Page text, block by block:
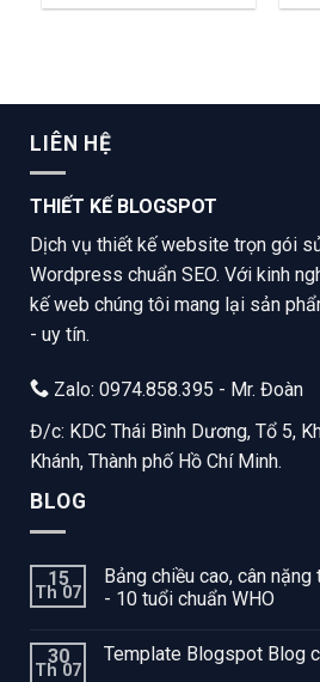
LIÊN HỆ
THIẾT KẾ BLOGSPOT
Dịch vụ thiết kế website trọn gói
Wordpress chuẩn SEO. Với kinh
kế web chúng tôi mang lại sản
- uy tín.
Zalo: 0974.858.395 - Mr. Đoàn
Đ/c: KDC Thái Bình Dương, Tổ 5,
Khánh, Thành phố Hồ Chí Minh.
BLOG
15
Th 07
Bảng chiều cao, cân
- 10 tuổi chuẩn WHO
30
Th 07
Template Blogspot Blog